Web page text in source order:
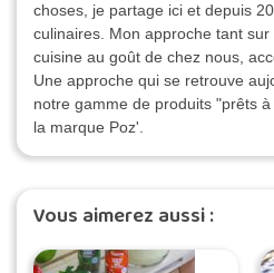
choses, je partage ici et depuis
culinaires. Mon approche tant
cuisine au goût de chez nous,
Une approche qui se retrouve
notre gamme de produits "prêts
la marque Poz'.
Vous aimerez aussi :